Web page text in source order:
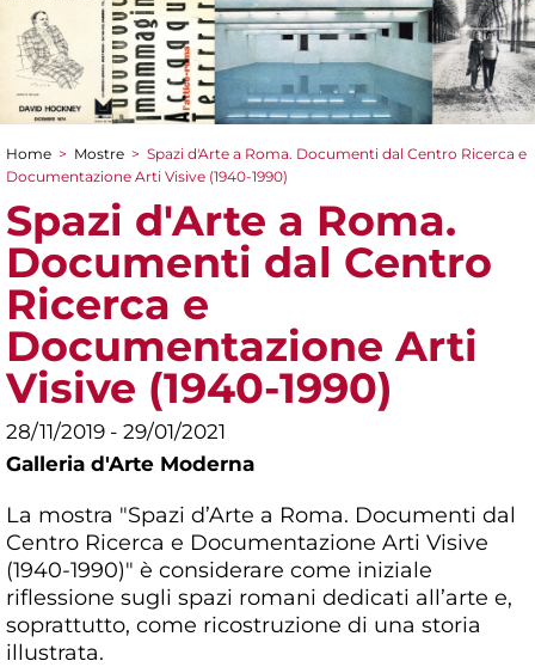
Tu sei qui
Home > Mostre > Spazi d'Arte a Roma. Documenti dal Centro Ricerca e
Documentazione Arti Visive (1940-1990)
Spazi d'Arte a Roma.
Documenti dal Centro
Ricerca e
Documentazione Arti
Visive (1940-1990)
28/11/2019 - 29/01/2021
Galleria d'Arte Moderna
La mostra "Spazi d’Arte a Roma. Documenti dal
Centro Ricerca e Documentazione Arti Visive
(1940-1990)" è considerare come iniziale
riflessione sugli spazi romani dedicati all’arte e,
soprattutto, come ricostruzione di una storia
illustrata.